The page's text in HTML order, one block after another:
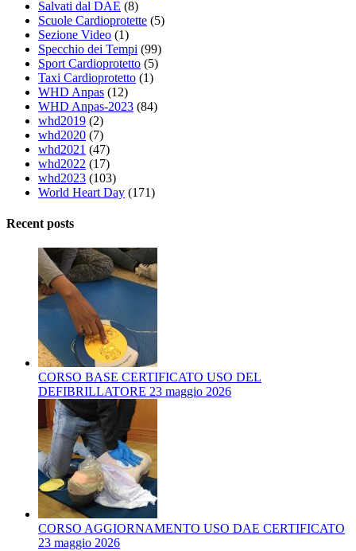
Salvati dal DAE (8)
Scuole Cardioprotette (5)
Sezione Video (1)
Specchio dei Tempi (99)
Sport Cardioprotetto (5)
Taxi Cardioprotetto (1)
WHD Anpas (12)
WHD Anpas-2023 (84)
whd2019 (2)
whd2020 (7)
whd2021 (47)
whd2022 (17)
whd2023 (103)
World Heart Day (171)
Recent posts
CORSO BASE CERTIFICATO USO DEL
DEFIBRILLATORE 23 maggio 2026
CORSO AGGIORNAMENTO USO DAE CERTIFICATO
23 maggio 2026